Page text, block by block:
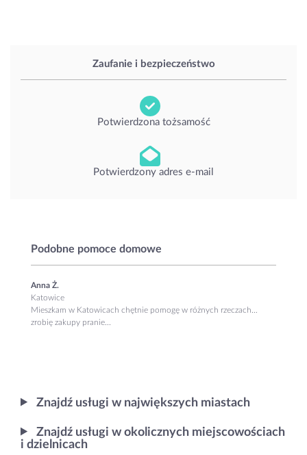
Zaufanie i bezpieczeństwo
Potwierdzona tożsamość
Potwierdzony adres e-mail
Podobne pomoce domowe
Anna Ż.
Katowice
Mieszkam w Katowicach chętnie pomogę w różnych rzeczach…
zrobię zakupy pranie...
Znajdź usługi w największych miastach
Znajdź usługi w okolicznych miejscowościach
i dzielnicach